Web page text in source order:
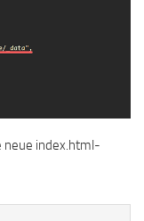
neue index.html-